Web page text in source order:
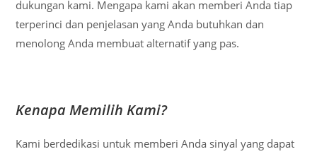
dukungan kami. Mengapa kami akan memberi Anda tiap
terperinci dan penjelasan yang Anda butuhkan dan
menolong Anda membuat alternatif yang pas.
Kenapa Memilih Kami?
Kami berdedikasi untuk memberi Anda sinyal yang dapat